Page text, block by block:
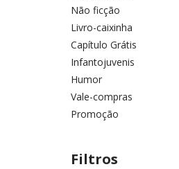
Não ficção
Livro-caixinha
Capítulo Grátis
Infantojuvenis
Humor
Vale-compras
Promoção
Filtros